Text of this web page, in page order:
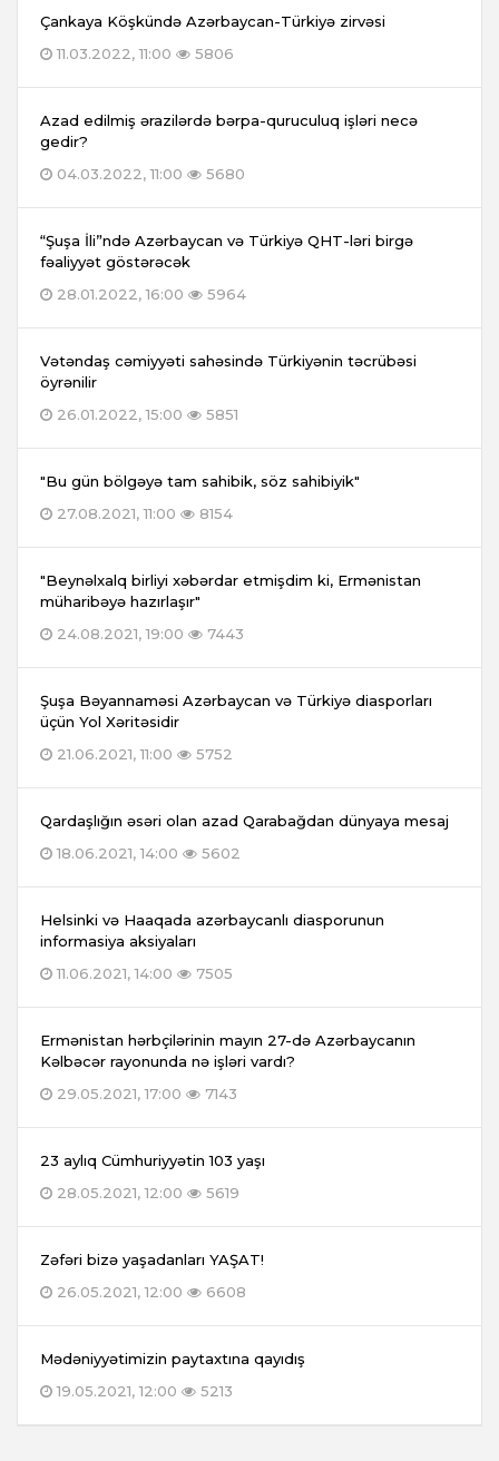
Çankaya Köşkündə Azərbaycan-Türkiyə zirvəsi
11.03.2022, 11:00
5806
Azad edilmiş ərazilərdə bərpa-quruculuq işləri necə
gedir?
04.03.2022, 11:00
5680
“Şuşa İli”ndə Azərbaycan və Türkiyə QHT-ləri birgə
fəaliyyət göstərəcək
28.01.2022, 16:00
5964
Vətəndaş cəmiyyəti sahəsində Türkiyənin təcrübəsi
öyrənilir
26.01.2022, 15:00
5851
"Bu gün bölgəyə tam sahibik, söz sahibiyik"
27.08.2021, 11:00
8154
"Beynəlxalq birliyi xəbərdar etmişdim ki, Ermənistan
müharibəyə hazırlaşır"
24.08.2021, 19:00
7443
Şuşa Bəyannaməsi Azərbaycan və Türkiyə diasporları
üçün Yol Xəritəsidir
21.06.2021, 11:00
5752
Qardaşlığın əsəri olan azad Qarabağdan dünyaya mesaj
18.06.2021, 14:00
5602
Helsinki və Haaqada azərbaycanlı diasporunun
informasiya aksiyaları
11.06.2021, 14:00
7505
Ermənistan hərbçilərinin mayın 27-də Azərbaycanın
Kəlbəcər rayonunda nə işləri vardı?
29.05.2021, 17:00
7143
23 aylıq Cümhuriyyətin 103 yaşı
28.05.2021, 12:00
5619
Zəfəri bizə yaşadanları YAŞAT!
26.05.2021, 12:00
6608
Mədəniyyətimizin paytaxtına qayıdış
19.05.2021, 12:00
5213